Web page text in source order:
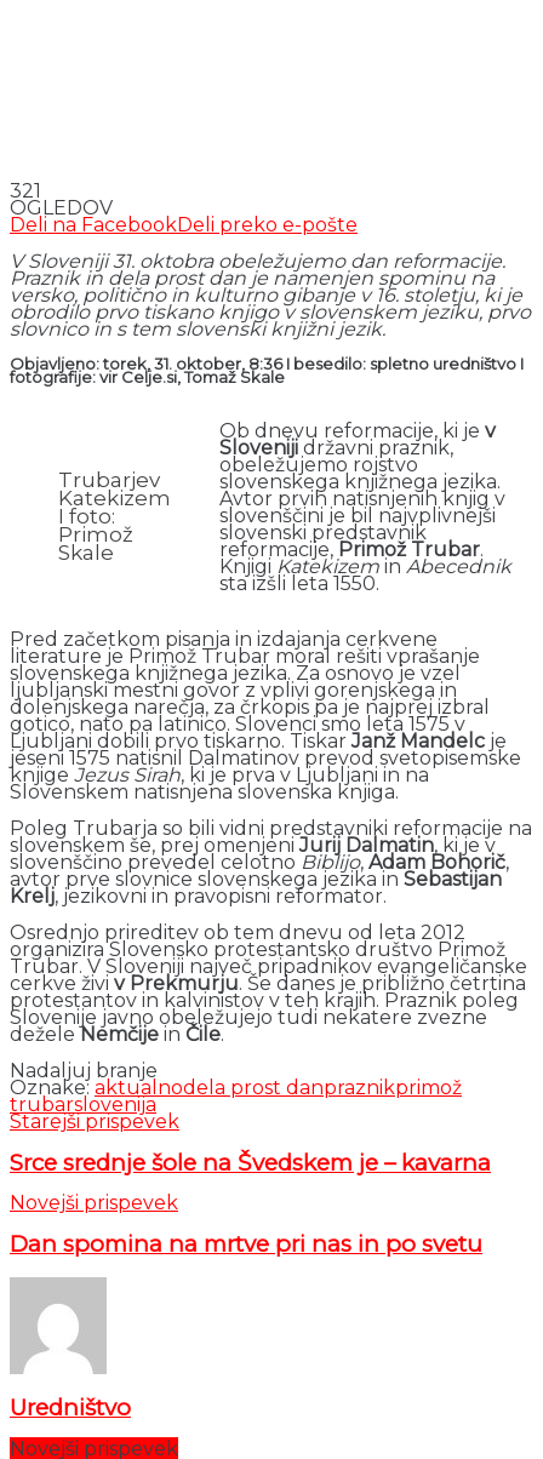
321
OGLEDOV
Deli na FacebookDeli preko e-pošte
V Sloveniji 31. oktobra obeležujemo dan reformacije.
Praznik in dela prost dan je namenjen spominu na
versko, politično in kulturno gibanje v 16. stoletju, ki je
obrodilo prvo tiskano knjigo v slovenskem jeziku, prvo
slovnico in s tem slovenski knjižni jezik.
Objavljeno: torek, 31. oktober, 8:36 I besedilo: spletno uredništvo I
fotografije: vir Celje.si, Tomaž Skale
Trubarjev
Katekizem
I foto:
Primož
Skale
Ob dnevu reformacije, ki je v
Sloveniji državni praznik,
obeležujemo rojstvo
slovenskega knjižnega jezika.
Avtor prvih natisnjenih knjig v
slovenščini je bil najvplivnejši
slovenski predstavnik
reformacije, Primož Trubar.
Knjigi Katekizem in Abecednik
sta izšli leta 1550.
Pred začetkom pisanja in izdajanja cerkvene
literature je Primož Trubar moral rešiti vprašanje
slovenskega knjižnega jezika. Za osnovo je vzel
ljubljanski mestni govor z vplivi gorenjskega in
dolenjskega narečja, za črkopis pa je najprej izbral
gotico, nato pa latinico. Slovenci smo leta 1575 v
Ljubljani dobili prvo tiskarno. TiskarJanž Mandelc je
jeseni 1575 natisnil Dalmatinov prevod svetopisemske
knjige Jezus Sirah, ki je prva v Ljubljani in na
Slovenskem natisnjena slovenska knjiga.
Poleg Trubarja so bili vidni predstavniki reformacije na
slovenskem še, prej omenjeniJurij Dalmatin, ki je v
slovenščino prevedel celotno Biblijo, Adam Bohorič,
avtor prve slovnice slovenskega jezika in Sebastijan
Krelj, jezikovni in pravopisni reformator.
Osrednjo prireditev ob tem dnevu od leta 2012
organizira Slovensko protestantsko društvo Primož
Trubar. V Sloveniji največ pripadnikov evangeličanske
cerkve živi v Prekmurju. Še danes je približno četrtina
protestantov in kalvinistov v teh krajih. Praznik poleg
Slovenije javno obeležujejo tudi nekatere zvezne
dežele Nemčije in Čile.
Nadaljuj branje
Oznake: aktualnodela prost danpraznikprimož
trubarslovenija
Starejši prispevek
Srce srednje šole na Švedskem je – kavarna
Novejši prispevek
Dan spomina na mrtve pri nas in po svetu
Uredništvo
Novejši prispevek